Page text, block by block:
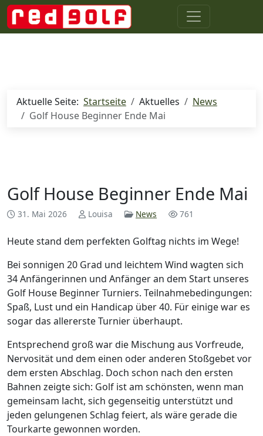
Aktuelle Seite: Startseite Aktuelles
News
Golf House Beginner Ende Mai
Golf House Beginner Ende Mai
Details
31. Mai 2026 Louisa News 761
Heute stand dem perfekten Golftag nichts im Wege!
Bei sonnigen 20 Grad und leichtem Wind wagten sich
34 Anfängerinnen und Anfänger an dem Start unseres
Golf House Beginner Turniers. Teilnahmebedingungen:
Spaß, Lust und ein Handicap über 40. Für einige war es
sogar das allererste Turnier überhaupt.
Entsprechend groß war die Mischung aus Vorfreude,
Nervosität und dem einen oder anderen Stoßgebet vor
dem ersten Abschlag. Doch schon nach den ersten
Bahnen zeigte sich: Golf ist am schönsten, wenn man
gemeinsam lacht, sich gegenseitig unterstützt und
jeden gelungenen Schlag feiert, als wäre gerade die
Tourkarte gewonnen worden.